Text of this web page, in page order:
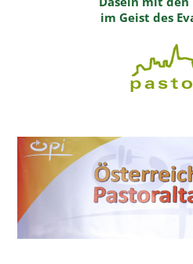
im Geist des